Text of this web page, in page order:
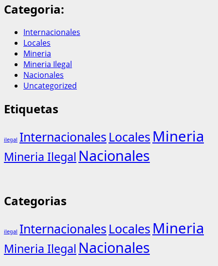
Categoria:
Internacionales
Locales
Mineria
Mineria Ilegal
Nacionales
Uncategorized
Etiquetas
ilegal Internacionales Locales Mineria
Mineria Ilegal Nacionales
Categorias
ilegal Internacionales Locales Mineria
Mineria Ilegal Nacionales